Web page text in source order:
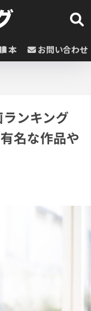
本 お問い合わせ
ンキング
名な作品や